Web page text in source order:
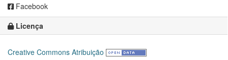
Facebook
Licença
Creative Commons Atribuição